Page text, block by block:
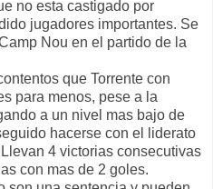
no esta castigado por
jugadores importantes. Se
Nou en el partido de la
que Torrente con
para menos, pese a la
a un nivel mas bajo de
hacerse con el liderato
4 victorias consecutivas
con mas de 2 goles.